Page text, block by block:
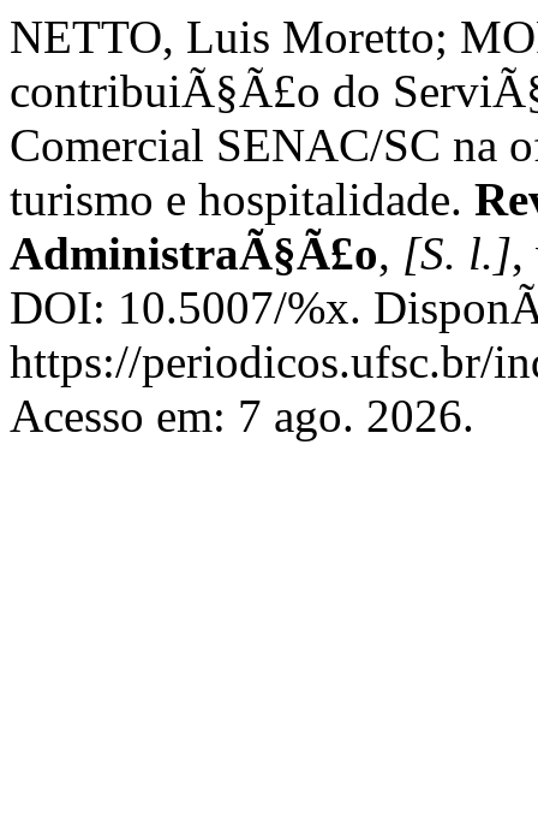
NETTO, Luis Moretto;
contribuiÃ§Ã£o do
Comercial SENAC/SC na
turismo e hospitalidade.
AdministraÃ§Ã£o, [S. l.],
DOI: 10.5007/%x.
https://periodicos.ufsc.br/
Acesso em: 7 ago. 2026.